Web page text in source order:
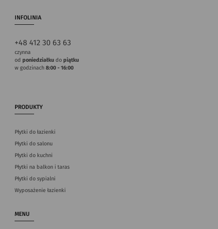
INFOLINIA
+48 412 30 63 63
czynna
od poniedziałku do piątku
w godzinach 8:00 - 16:00
PRODUKTY
Płytki do łazienki
Płytki do salonu
Płytki do kuchni
Płytki na balkon i taras
Płytki do sypialni
Wyposażenie łazienki
MENU